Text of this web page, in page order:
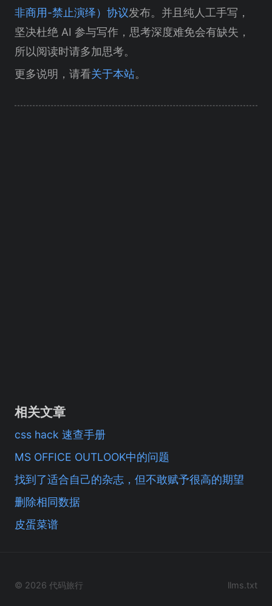
非商用-禁止演绎）协议发布。并且纯人工手写，
坚决杜绝 AI 参与写作，思考深度难免会有缺失，
所以阅读时请多加思考。
更多说明，请看关于本站。
相关文章
css hack 速查手册
MS OFFICE OUTLOOK中的问题
找到了适合自己的杂志，但不敢赋予很高的期望
删除相同数据
皮蛋菜谱
© 2026 代码旅行 llms.txt